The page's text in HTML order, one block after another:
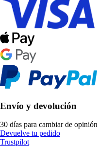
Envío y devolución
30 días para cambiar de opinión
Devuelve tu pedido
Trustpilot